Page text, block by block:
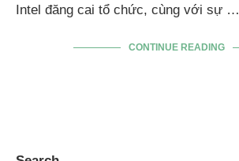
Intel đăng cai tổ chức, cùng với sự …
CONTINUE READING